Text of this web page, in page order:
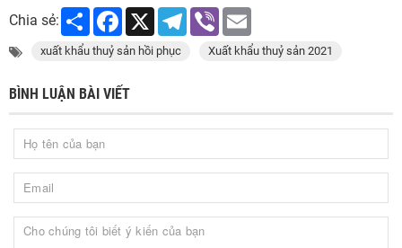
Chia sẻ: Share Facebook
X Telegram
Viber
xuất khẩu thuỷ sản hồi phục Xuất khẩu thuỷ sản 2021
BÌNH LUẬN BÀI VIẾT